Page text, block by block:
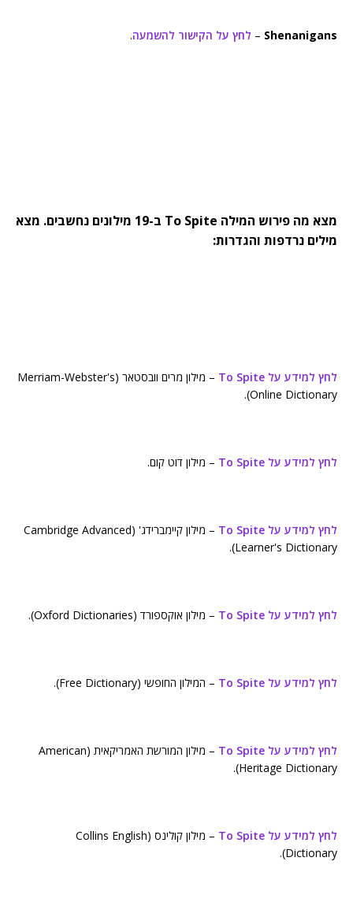
Shenanigans
– לחץ על הקישור להשמעה.
מצא מה פירוש המילה To Spite ב-19 מילונים נחשבים. מצא
מילים נרדפות והגדרות:
לחץ למידע על To Spite
– מילון מרים וובסטאר (Merriam-Webster's
Online Dictionary).
לחץ למידע על To Spite – מילון דוט קום.
לחץ למידע על To Spite
– מילון קיימברידג' (Cambridge Advanced
Learner's Dictionary).
לחץ למידע על To Spite – מילון אוקספורד (Oxford Dictionaries).
לחץ למידע על To Spite – המילון החופשי (Free Dictionary).
לחץ למידע על To Spite
– מילון המורשת האמריקאית (American
Heritage Dictionary).
לחץ למידע על To Spite
– מילון קולינס (Collins English
Dictionary).